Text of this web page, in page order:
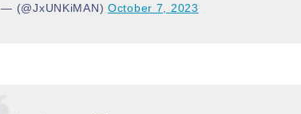
— (@JxUNKiMAN) October 7, 2023